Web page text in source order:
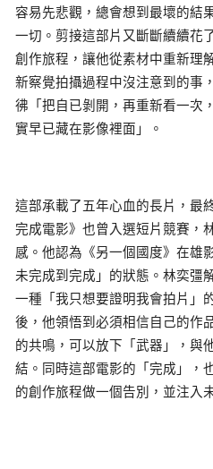
容易先悲觀，總會想到最壞的結
一切。剪接這部片又斷斷續續花
創作旅程，讓他從素材中重新理
新察覺拍攝過程中沒注意到的事
彿「把自已剝開，再重新看一次
實早已藏在影像裡面」。
這部承載了五年心血的長片，最
完成電影》也曾入選短片競賽，
感。他認為《另一個國度》在雄
未完成到完成」的狀態。林奕彊
一種「我只想要證明我會拍片」
後，他領悟到必須相信自己的作
的共鳴，可以放下「武器」，與
結。同時這部電影的「完成」，
的創作旅程做一個告別，並注入